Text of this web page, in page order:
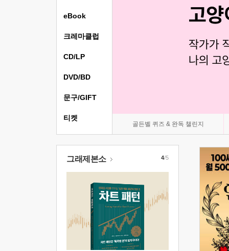
골든벨 퀴즈 & 완독 챌린지
eBook
크레마클럽
CD/LP
DVD/BD
문구/GIFT
티켓
그래제본소 4/5